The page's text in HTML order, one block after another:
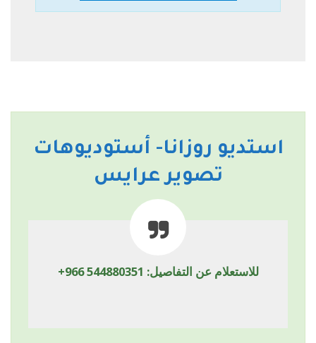
استديو روزانا- أستوديوهات
تصوير عرايس
للاستعلام عن التفاصيل: +966 544880351